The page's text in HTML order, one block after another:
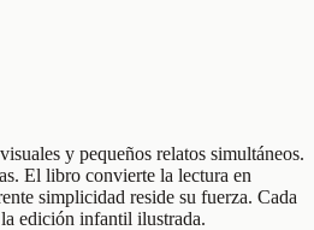
y pequeños relatos simultáneos.
El libro convierte la lectura en
simplicidad reside su fuerza. Cada
edición infantil ilustrada.